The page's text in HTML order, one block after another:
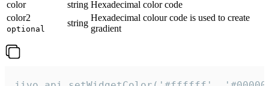
color
string Hexadecimal color code
color2
optional
string
Hexadecimal colour code is used to create
gradient